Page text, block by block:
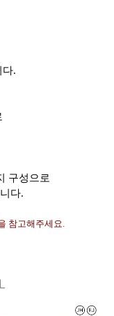
다.
구성으로
다.
참고해주세요.